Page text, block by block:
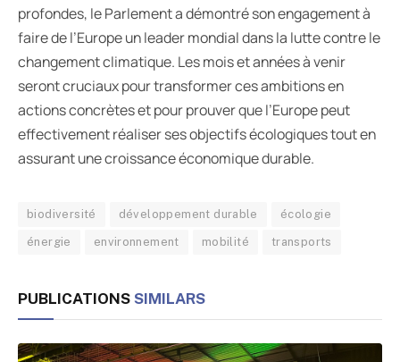
profondes, le Parlement a démontré son engagement à
faire de l’Europe un leader mondial dans la lutte contre le
changement climatique. Les mois et années à venir
seront cruciaux pour transformer ces ambitions en
actions concrètes et pour prouver que l’Europe peut
effectivement réaliser ses objectifs écologiques tout en
assurant une croissance économique durable.
biodiversité développement durable écologie
énergie environnement mobilité transports
PUBLICATIONS SIMILARS